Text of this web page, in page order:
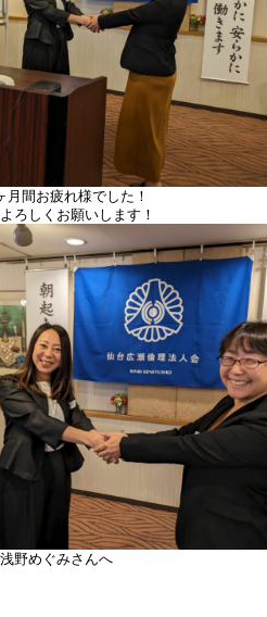
月間お疲れ様でした！
ろしくお願いします！
野めぐみさんへ